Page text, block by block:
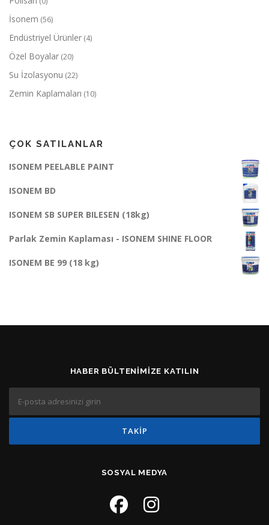
İsonem (56)
Endüstriyel Ürünler (4)
Özel Boyalar (20)
Su İzolasyonu (22)
Zemin Kaplamaları (10)
ÇOK SATILANLAR
ISONEM PEELABLE PAINT
ISONEM BD
ISONEM SB SUPER BILESEN (18kg)
Parlak Zemin Kaplaması - ISONEM SHINE FLOOR
ISONEM BE 99 (18 kg)
HABER BÜLTENIMIZE KATILIN
SOSYAL MEDYA